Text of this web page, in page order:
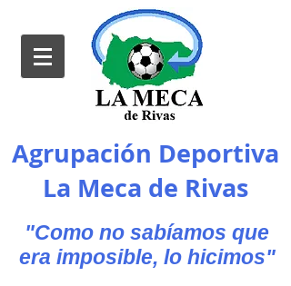
Agrupación Deportiva
La Meca de Rivas
"Como no sabíamos que
era imposible, lo hicimos"